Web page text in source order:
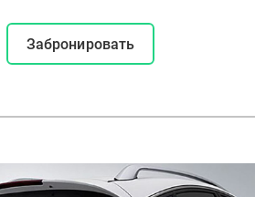
Забронировать